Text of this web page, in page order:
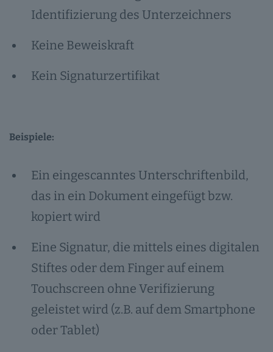
Identifizierung des Unterzeichners
Keine Beweiskraft
Kein Signaturzertifikat
Beispiele:
Ein eingescanntes Unterschriftenbild,
das in ein Dokument eingefügt bzw.
kopiert wird
Eine Signatur, die mittels eines digitalen
Stiftes oder dem Finger auf einem
Touchscreen ohne Verifizierung
geleistet wird (z.B. auf dem Smartphone
oder Tablet)